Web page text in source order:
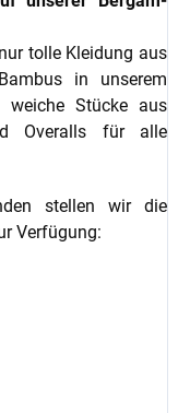
tolle Kleidung aus
in unserem
Stücke aus
Overalls für alle
stellen wir die
Verfügung: